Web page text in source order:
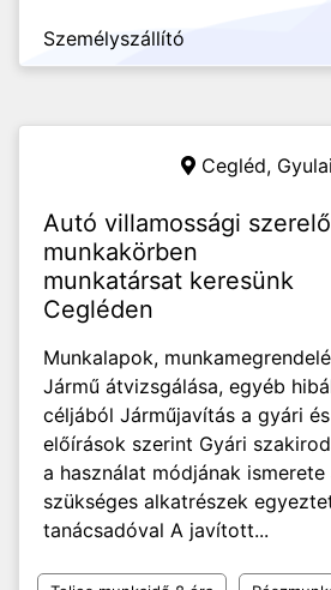
Személyszállító
Cegléd,
Autó villamossági szerelő
munkakörben
munkatársat keresünk
Cegléden
Munkalapok,
Jármű átvizsgálása, egyéb
céljából Járműjavítás a gyári
előírások szerint Gyári
a használat módjának
szükséges alkatrészek
tanácsadóval A javított...